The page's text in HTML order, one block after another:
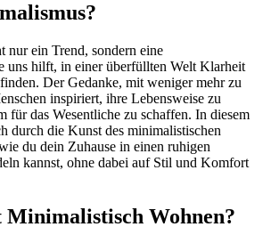
nur ein Trend, sondern eine
uns hilft, in einer überfüllten Welt Klarheit
Der Gedanke, mit weniger mehr zu
inspiriert, ihre Lebensweise zu
für das Wesentliche zu schaffen. In diesem
durch die Kunst des minimalistischen
du dein Zuhause in einen ruhigen
kannst, ohne dabei auf Stil und Komfort
Minimalistisch Wohnen?